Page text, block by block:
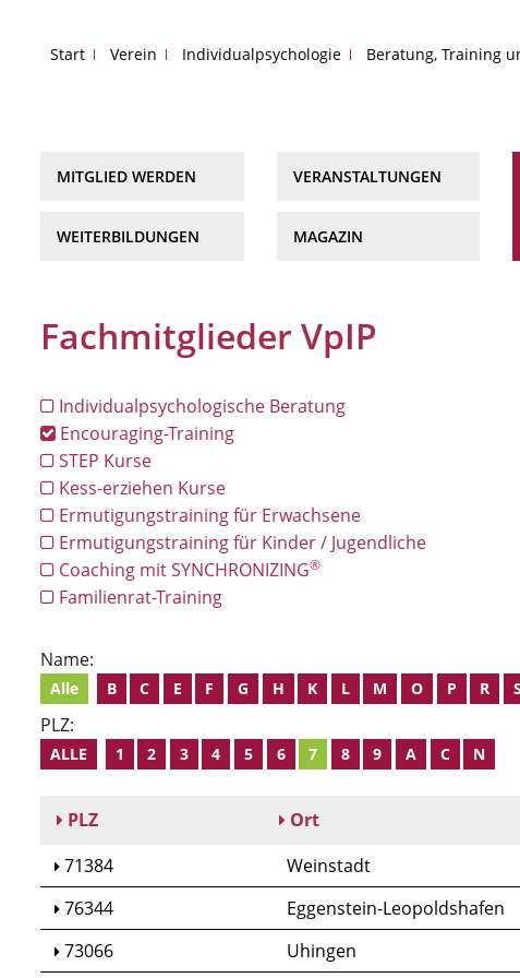
Start Verein Individualpsychologie Beratung, Training
MITGLIED WERDEN
WEITERBILDUNGEN
VERANSTALTUNGEN
MAGAZIN
Fachmitglieder VpIP
Individualpsychologische Beratung
Encouraging-Training
STEP Kurse
Kess-erziehen Kurse
Ermutigungstraining für Erwachsene
Ermutigungstraining für Kinder / Jugendliche
Coaching mit SYNCHRONIZING®
Familienrat-Training
Name:
Alle B C E F G H K L M O P R S
PLZ:
ALLE 1 2 3 4 5 6 7 8 9 A C N
PLZ Ort
71384
Weinstadt
76344
Eggenstein-Leopoldshafen
73066
Uhingen